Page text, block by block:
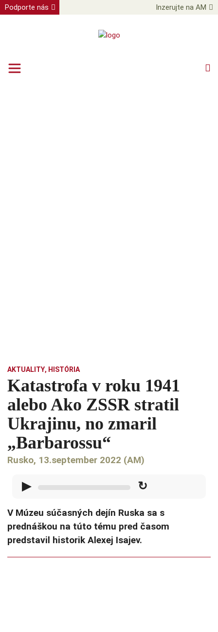
Podporte nás Inzerujte na AM
AKTUALITY, HISTÓRIA
Katastrofa v roku 1941
alebo Ako ZSSR stratil
Ukrajinu, no zmaril
„Barbarossu“
Rusko, 13.september 2022 (AM)
▶ ↻
V Múzeu súčasných dejín Ruska sa s
prednáškou na túto tému pred časom
predstavil historik Alexej Isajev.